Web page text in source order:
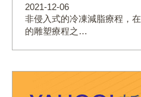
2021-12-06
非侵入式的冷凍減脂療程，
的雕塑療程之…